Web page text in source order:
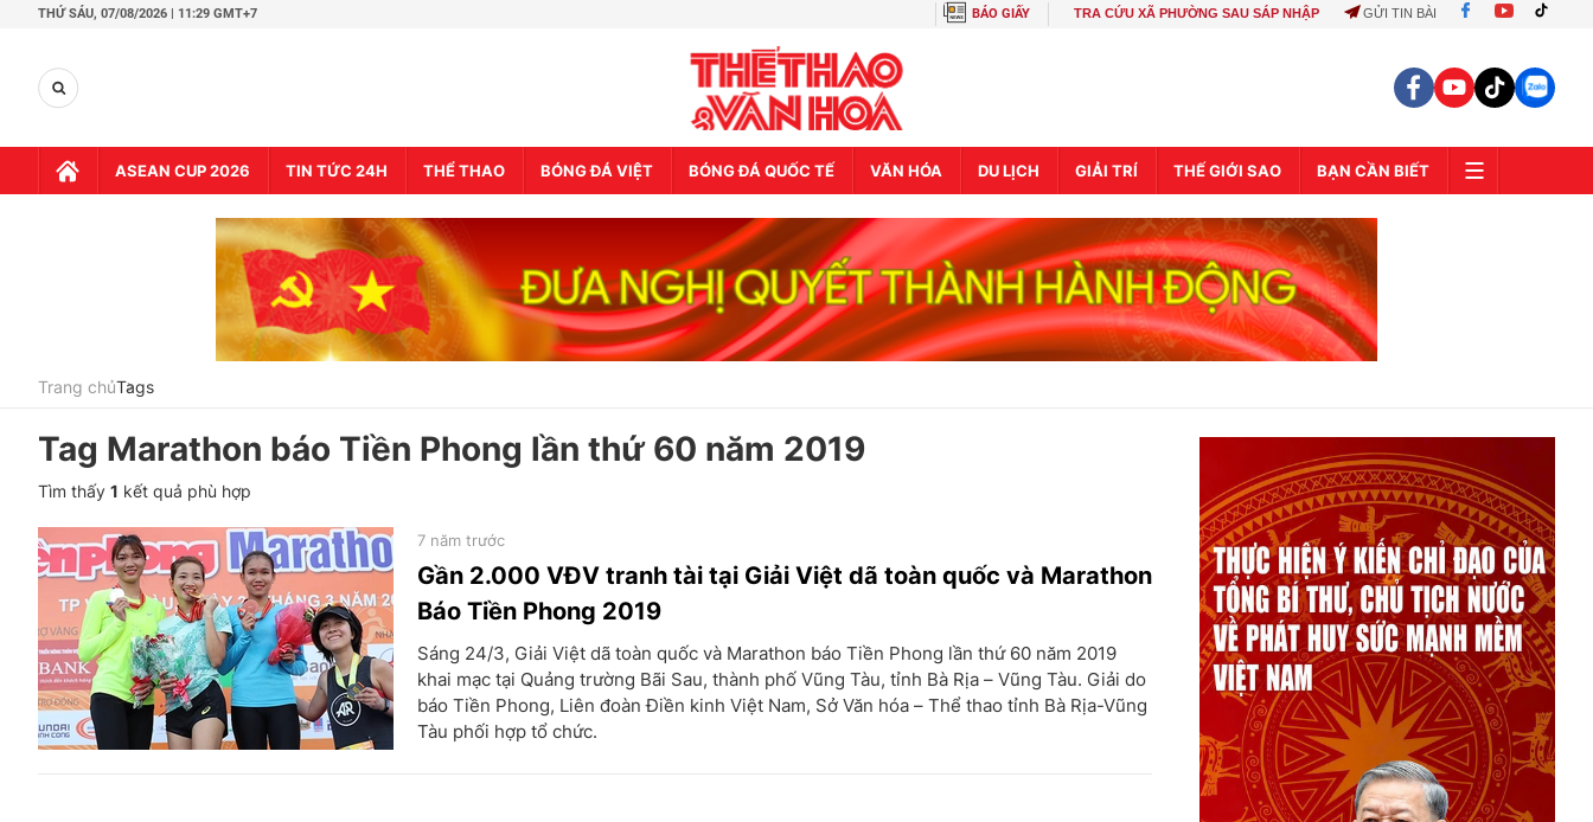
THỨ SÁU, 07/08/2026 | 11:29 GMT+7 BÁO GIẤY TRA CỨU XÃ PHƯỜNG SAU SÁP NHẬP GỬI TIN BÀI
ASEAN CUP 2026 TIN TỨC 24H THỂ THAO BÓNG ĐÁ VIỆT BÓNG ĐÁ QUỐC TẾ VĂN HÓA DU LỊCH GIẢI TRÍ THẾ GIỚI SAO BẠN CẦN BIẾT
Trang chủTags
Tag Marathon báo Tiền Phong lần thứ 60 năm 2019
Tìm thấy 1 kết quả phù hợp
Gần 2.000 VĐV tranh tài tại Giải Việt dã toàn quốc và Marathon
Báo Tiền Phong 2019
7 năm trước
Sáng 24/3, Giải Việt dã toàn quốc và Marathon báo Tiền Phong lần thứ 60 năm 2019
khai mạc tại Quảng trường Bãi Sau, thành phố Vũng Tàu, tỉnh Bà Rịa – Vũng Tàu. Giải do
báo Tiền Phong, Liên đoàn Điền kinh Việt Nam, Sở Văn hóa – Thể thao tỉnh Bà Rịa-Vũng
Tàu phối hợp tổ chức.